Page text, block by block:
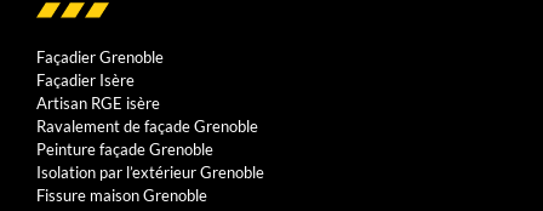
Façadier Grenoble
Façadier Isère
Artisan RGE isère
Ravalement de façade Grenoble
Peinture façade Grenoble
Isolation par l’extérieur Grenoble
Fissure maison Grenoble